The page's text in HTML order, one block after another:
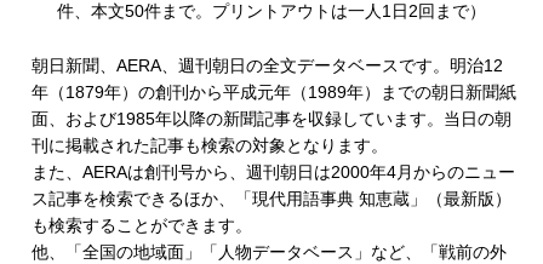
件、本文50件まで。プリントアウトは一人1日2回まで）
朝日新聞、AERA、週刊朝日の全文データベースです。明治12
年（1879年）の創刊から平成元年（1989年）までの朝日新聞紙
面、および1985年以降の新聞記事を収録しています。当日の朝
刊に掲載された記事も検索の対象となります。
また、AERAは創刊号から、週刊朝日は2000年4月からのニュー
ス記事を検索できるほか、「現代用語事典 知恵蔵」（最新版）
も検索することができます。
他、「全国の地域面」「人物データベース」など、「戦前の外